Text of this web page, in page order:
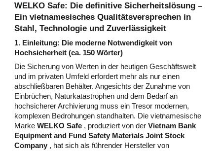
WELKO Safe: Die definitive Sicherheitslösung –
Ein vietnamesisches Qualitätsversprechen in
Stahl, Technologie und Zuverlässigkeit
1. Einleitung: Die moderne Notwendigkeit von
Hochsicherheit (ca. 150 Wörter)
Die Sicherung von Werten in der heutigen Geschäftswelt
und im privaten Umfeld erfordert mehr als nur einen
abschließbaren Behälter. Angesichts der Zunahme von
Einbrüchen, Naturkatastrophen und dem Bedarf an
hochsicherer Archivierung muss ein Tresor modernen,
komplexen Bedrohungen standhalten. Die vietnamesische
MarkeWELKO Safe , produziert von derVietnam Bank
Equipment and Fund Safety Materials Joint Stock
Company , hat sich als führender Hersteller von